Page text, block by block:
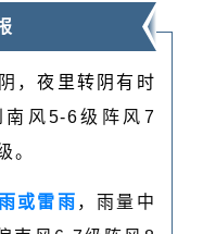
，夜里转阴有时
风5-6级阵风7
。
或雷雨 ，雨量中